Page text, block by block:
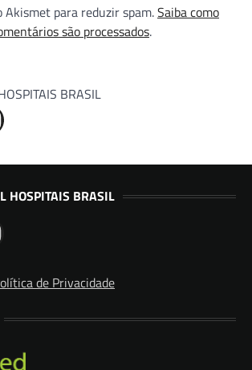
para reduzir spam.Saiba como
são processados.
BRASIL
HOSPITAIS BRASIL
de Privacidade